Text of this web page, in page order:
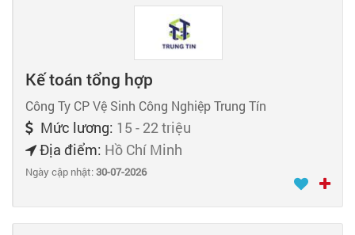
Kế toán tổng hợp
Công Ty CP Vệ Sinh Công Nghiệp Trung Tín
Mức lương: 15 - 22 triệu
Địa điểm: Hồ Chí Minh
Ngày cập nhật:30-07-2026